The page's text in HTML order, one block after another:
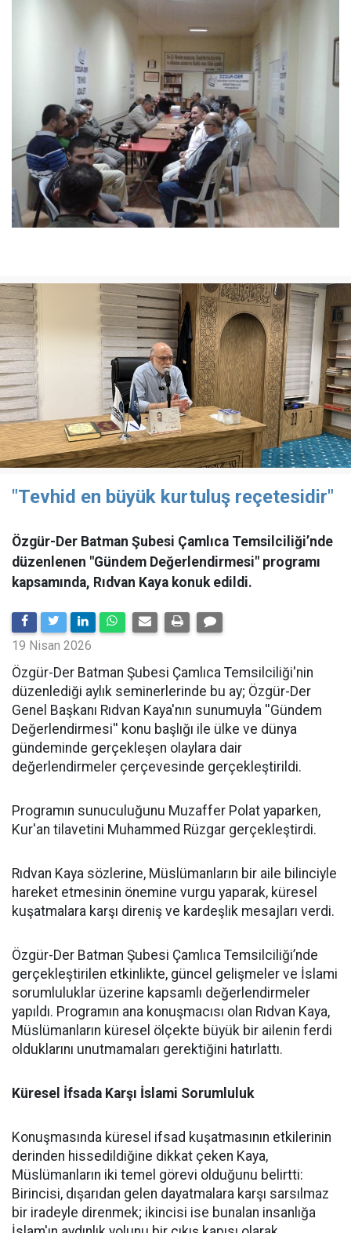
"Tevhid en büyük kurtuluş reçetesidir"
Özgür-Der Batman Şubesi Çamlıca Temsilciliği’nde
düzenlenen "Gündem Değerlendirmesi" programı
kapsamında, Rıdvan Kaya konuk edildi.
19 Nisan 2026
​Özgür-Der Batman Şubesi Çamlıca Temsilciliği'nin
düzenlediği aylık seminerlerinde bu ay; Özgür-Der
Genel Başkanı Rıdvan Kaya'nın sunumuyla ''Gündem
Değerlendirmesi'' konu başlığı ile ülke ve dünya
gündeminde gerçekleşen olaylara dair
değerlendirmeler çerçevesinde gerçekleştirildi.
Programın sunuculuğunu Muzaffer Polat yaparken,
Kur'an tilavetini Muhammed Rüzgar gerçekleştirdi.
Rıdvan Kaya sözlerine, Müslümanların bir aile bilinciyle
hareket etmesinin önemine vurgu yaparak, küresel
kuşatmalara karşı direniş ve kardeşlik mesajları verdi.
Özgür-Der Batman Şubesi Çamlıca Temsilciliği’nde
gerçekleştirilen etkinlikte, güncel gelişmeler ve İslami
sorumluluklar üzerine kapsamlı değerlendirmeler
yapıldı. Programın ana konuşmacısı olan Rıdvan Kaya,
Müslümanların küresel ölçekte büyük bir ailenin ferdi
olduklarını unutmamaları gerektiğini hatırlattı.
Küresel İfsada Karşı İslami Sorumluluk
Konuşmasında küresel ifsad kuşatmasının etkilerinin
derinden hissedildiğine dikkat çeken Kaya,
Müslümanların iki temel görevi olduğunu belirtti:
Birincisi, dışarıdan gelen dayatmalara karşı sarsılmaz
bir iradeyle direnmek; ikincisi ise bunalan insanlığa